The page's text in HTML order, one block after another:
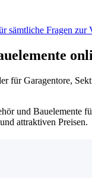
sämtliche Fragen
für Garagentore,
und
attraktiven Preisen.